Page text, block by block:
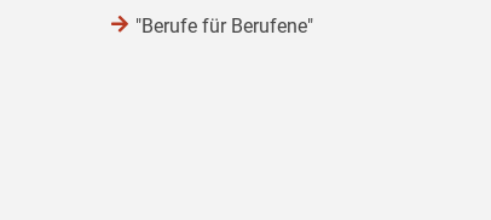
"Berufe für Berufene"